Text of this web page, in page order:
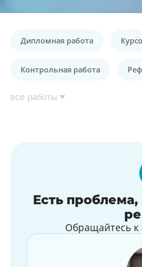
Дипломная работа
Контрольная работа
все работы
Есть
Обращайтесь